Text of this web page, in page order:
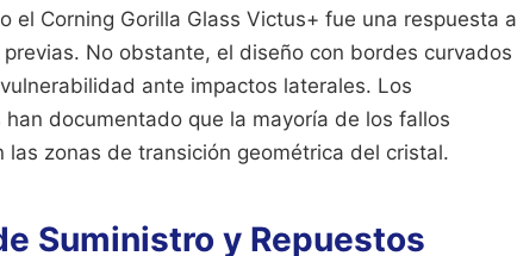
el Corning Gorilla Glass Victus+ fue una respuesta a
No obstante, el diseño con bordes curvados
ante impactos laterales. Los
documentado que la mayoría de los fallos
zonas de transición geométrica del cristal.
Suministro y Repuestos